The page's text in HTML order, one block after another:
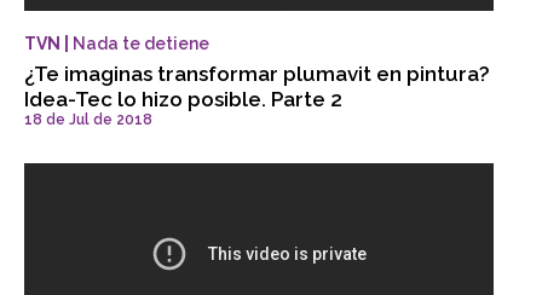
TVN | Nada te detiene
¿Te imaginas transformar plumavit en pintura?
Idea-Tec lo hizo posible. Parte 2
18 de Jul de 2018